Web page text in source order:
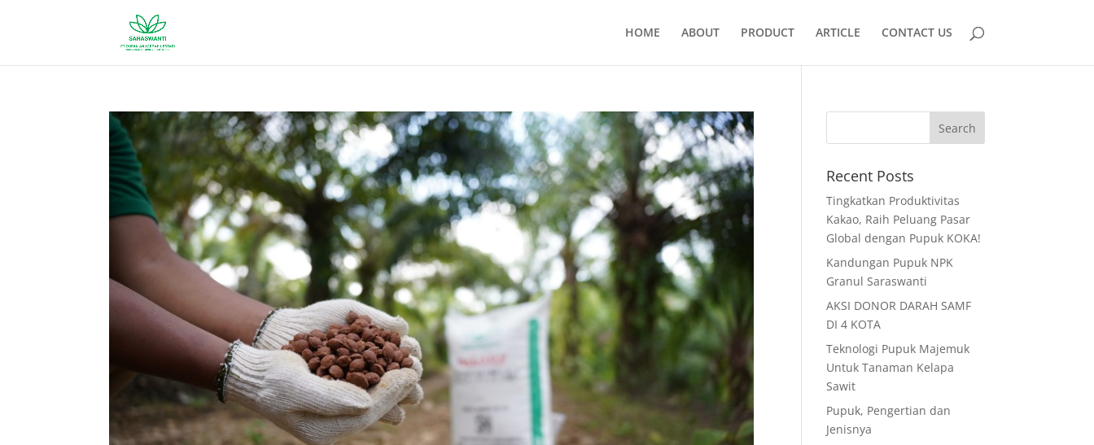
HOME ABOUT PRODUCT ARTICLE CONTACT US
Recent Posts
Tingkatkan Produktivitas
Kakao, Raih Peluang Pasar
Global dengan Pupuk KOKA!
Kandungan Pupuk NPK
Granul Saraswanti
AKSI DONOR DARAH SAMF
DI 4 KOTA
Teknologi Pupuk Majemuk
Untuk Tanaman Kelapa
Sawit
Pupuk, Pengertian dan
Jenisnya